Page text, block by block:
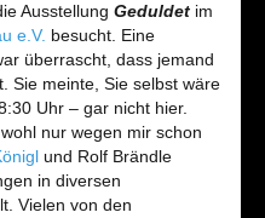
Ausstellung Geduldet im
e.V. besucht. Eine
überrascht, dass jemand
Sie meinte, Sie selbst wäre
Uhr – gar nicht hier.
nur wegen mir schon
und Rolf Brändle
in diversen
Vielen von den